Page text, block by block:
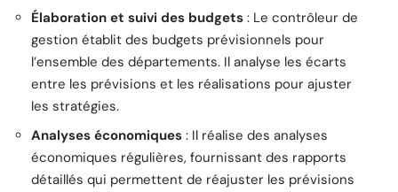
Élaboration et suivi des budgets : Le contrôleur de
gestion établit des budgets prévisionnels pour
l’ensemble des départements. Il analyse les écarts
entre les prévisions et les réalisations pour ajuster
les stratégies.
Analyses économiques : Il réalise des analyses
économiques régulières, fournissant des rapports
détaillés qui permettent de réajuster les prévisions